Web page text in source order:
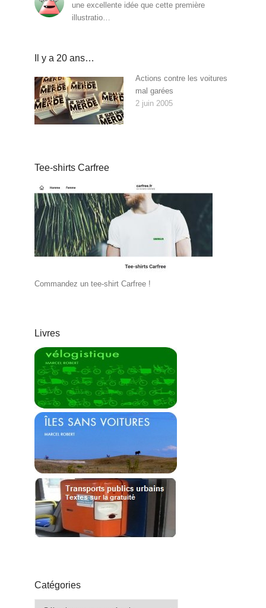
une excellente idée que cette première
illustratio…
Il y a 20 ans…
Actions contre les voitures
mal garées
2 juin 2005
Tee-shirts Carfree
Commandez un tee-shirt Carfree !
Livres
Catégories